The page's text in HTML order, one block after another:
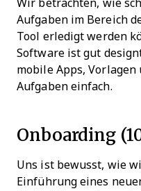
Wir betrachten, wie
Aufgaben im Bereich
Tool erledigt werden
Software ist gut
mobile Apps, Vorlagen
Aufgaben einfach.
Onboarding
Uns ist bewusst, wie
Einführung eines